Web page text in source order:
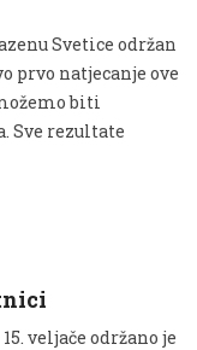
Svetice održan
prvo natjecanje ove
biti
Sve rezultate
veljače održano je